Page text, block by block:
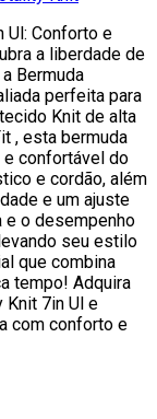
Ul: Conforto e
a liberdade de
Bermuda
perfeita para
Knit de alta
, esta bermuda
e confortável do
e cordão, além
e um ajuste
e o desempenho
seu estilo
que combina
tempo! Adquira
Knit 7in Ul e
com conforto e